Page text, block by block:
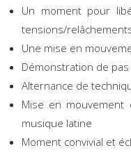
Un moment pour
tensions/
Une mise en
Démonstration de
Alternance de
Mise en
musique latine
Moment convivial et